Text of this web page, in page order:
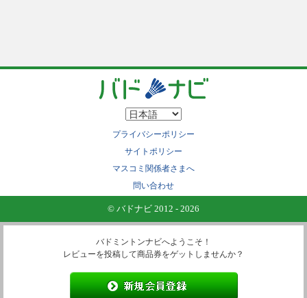
プライバシーポリシー
サイトポリシー
マスコミ関係者さまへ
問い合わせ
© バドナビ 2012 - 2026
バドミントンナビへようこそ！
レビューを投稿して商品券をゲットしませんか？